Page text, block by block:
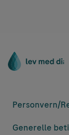
Personvern/
Generelle